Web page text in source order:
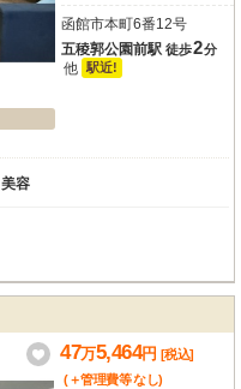
函館市本町6番12号
五稜郭公園前駅 徒歩2分
他 駅近!
美容
47万5,464円 [税込]
(＋管理費等なし)